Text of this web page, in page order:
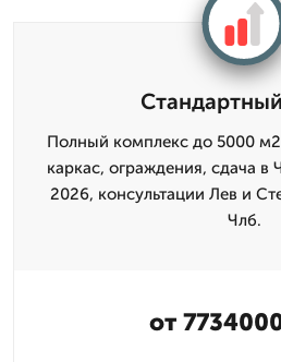
Полный комплекс до 5000
каркас, ограждения, сдача в
2026, консультации Лев и
Члб.
от